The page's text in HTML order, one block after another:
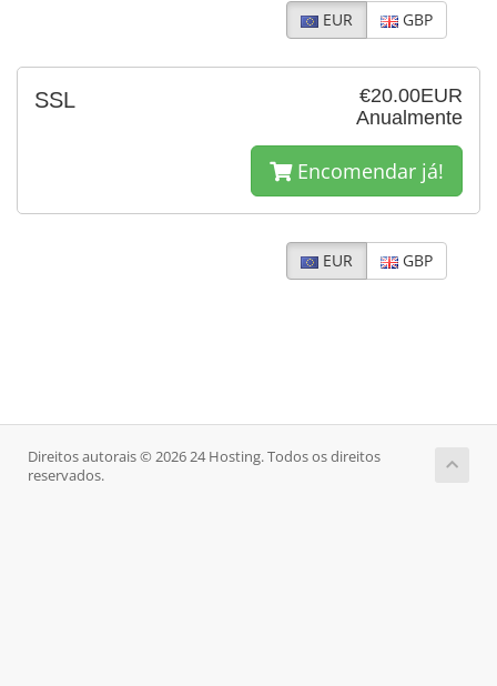
EUR GBP
€20.00EUR
Anualmente
SSL
Encomendar já!
EUR GBP
Direitos autorais © 2026 24 Hosting. Todos os direitos
reservados.